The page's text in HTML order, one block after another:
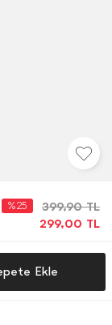
399,90TL
299,00 TL
%25
Ekle